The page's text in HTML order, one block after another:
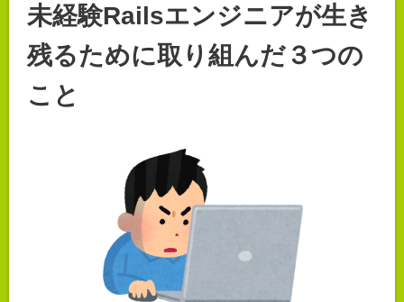
未経験Railsエンジニアが生き
残るために取り組んだ３つの
こと